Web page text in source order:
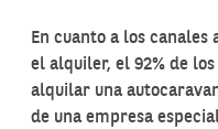
En cuanto a los
el alquiler, el 92% de
alquilar una
de una empresa